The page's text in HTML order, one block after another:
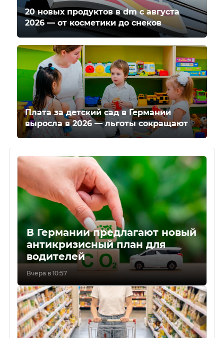
20 новых продуктов в dm с августа
2026 — от косметики до снеков
Плата за детский сад в Германии
выросла в 2026 — льготы сокращают
В Германии предлагают новый
антикризисный план для
водителей
Вчера в 10:57